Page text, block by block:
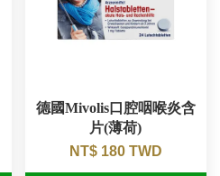
德國Mivolis口腔咽喉炎含
片(薄荷)
NT$ 180 TWD